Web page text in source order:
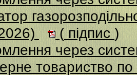
( підпис)
через
товариство по